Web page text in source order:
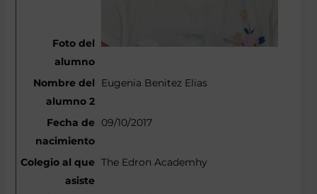
Eugenia Benitez Elias
09/10/2017
The Edron Academhy